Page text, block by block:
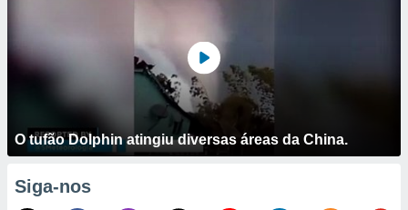
O tufão Dolphin atingiu diversas áreas da China.
Siga-nos